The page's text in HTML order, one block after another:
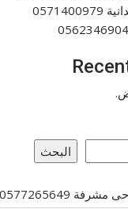
البحث
0577265649